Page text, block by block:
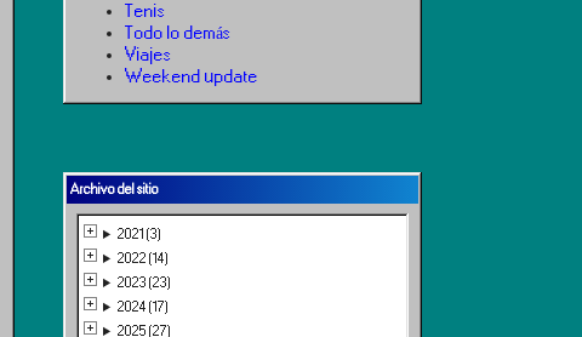
Tenis
Todo lo demás
Viajes
Weekend update
Archivo del sitio
2021 (3)
2022 (14)
2023 (23)
2024 (17)
2025 (27)